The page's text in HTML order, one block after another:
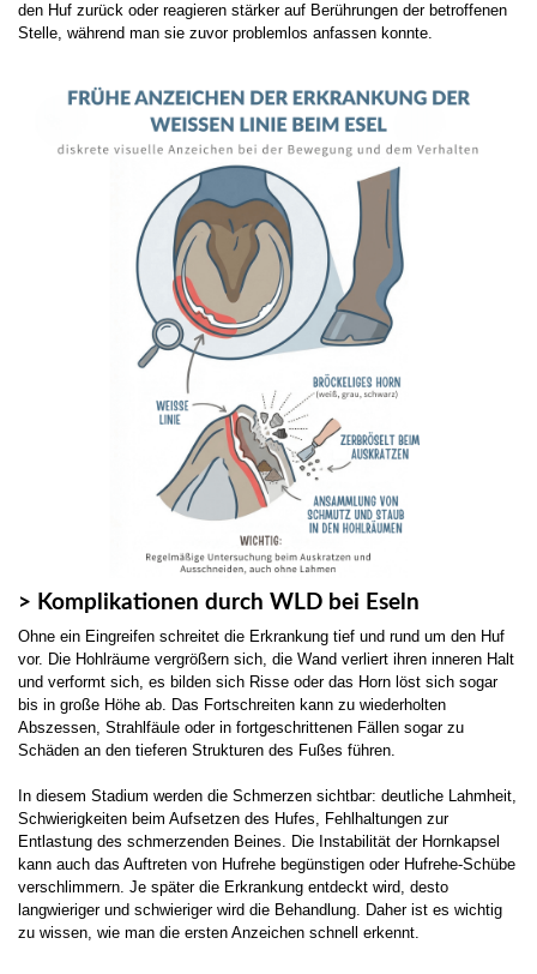
den Huf zurück oder reagieren stärker auf Berührungen der betroffenen
Stelle, während man sie zuvor problemlos anfassen konnte.
> Komplikationen durch WLD bei Eseln
Ohne ein Eingreifen schreitet die Erkrankung tief und rund um den Huf
vor. Die Hohlräume vergrößern sich, die Wand verliert ihren inneren Halt
und verformt sich, es bilden sich Risse oder das Horn löst sich sogar
bis in große Höhe ab. Das Fortschreiten kann zu wiederholten
Abszessen, Strahlfäule oder in fortgeschrittenen Fällen sogar zu
Schäden an den tieferen Strukturen des Fußes führen.
In diesem Stadium werden die Schmerzen sichtbar: deutliche Lahmheit,
Schwierigkeiten beim Aufsetzen des Hufes, Fehlhaltungen zur
Entlastung des schmerzenden Beines. Die Instabilität der Hornkapsel
kann auch das Auftreten von Hufrehe begünstigen oder Hufrehe-Schübe
verschlimmern. Je später die Erkrankung entdeckt wird, desto
langwieriger und schwieriger wird die Behandlung. Daher ist es wichtig
zu wissen, wie man die ersten Anzeichen schnell erkennt.